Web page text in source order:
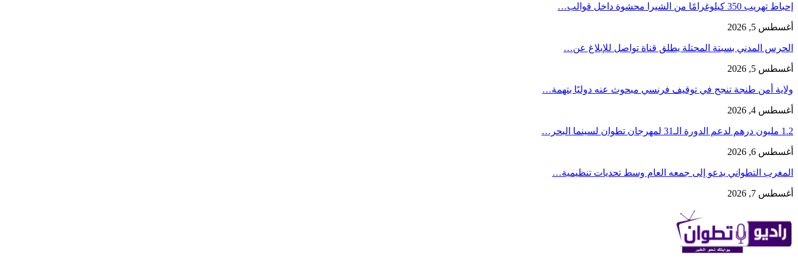
إحباط تهريب 350 كيلوغرامًا من الشيرا محشوة داخل قوالب…
أغسطس 5, 2026
الحرس المدني بسبتة المحتلة يطلق قناة تواصل للإبلاغ عن…
أغسطس 5, 2026
ولاية أمن طنجة تنجح في توقيف فرنسي مبحوث عنه دوليًا بتهمة…
أغسطس 4, 2026
1.2 مليون درهم لدعم الدورة الـ31 لمهرجان تطوان لسينما البحر…
أغسطس 6, 2026
المغرب التطواني يدعو إلى جمعه العام وسط تحديات تنظيمية…
أغسطس 7, 2026